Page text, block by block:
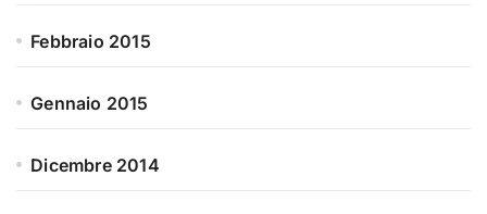
Febbraio 2015
Gennaio 2015
Dicembre 2014